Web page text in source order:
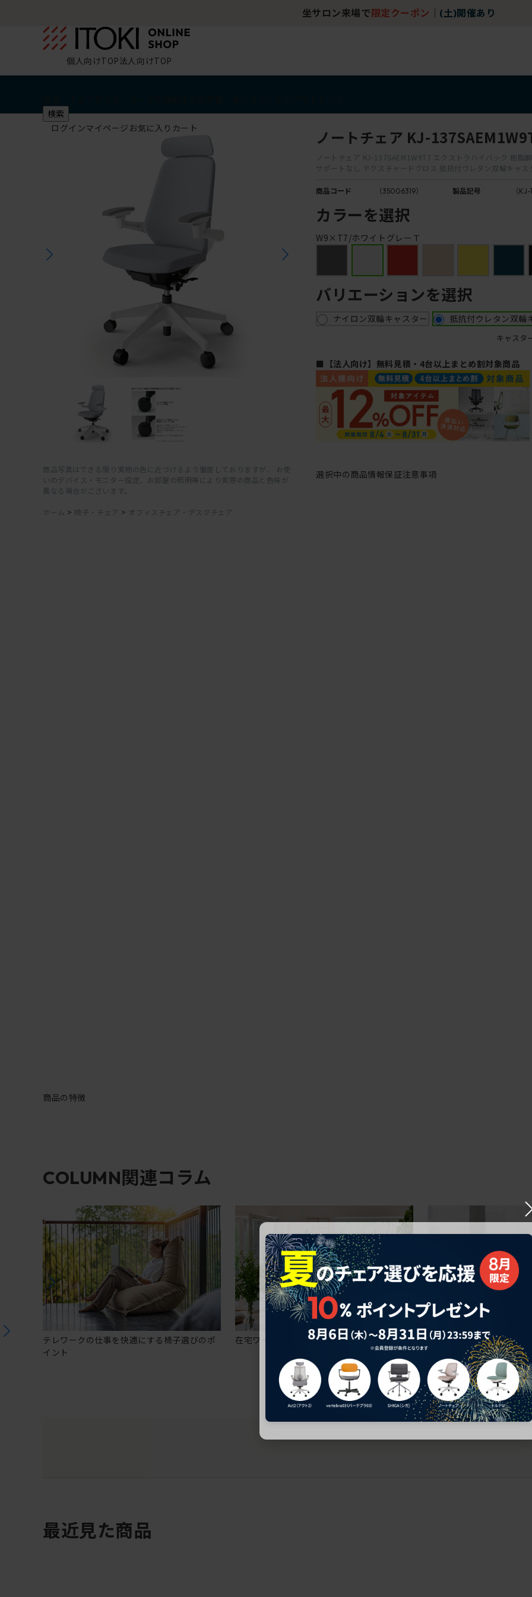
坐サロン来場で 限定クーポン (土)開催あり
個人向けTOP法人向けTOP
検索
ログインマイページ お気に入り カート
商品写真はできる限り実物の色に近づけるよう徹底しておりますが、 お使
いのデバイス・モニター設定、お部屋の照明等により実際の商品と色味が
異なる場合がございます。
ホーム > 椅子・チェア > オフィスチェア・デスクチェア
ノートチェア KJ-
ノートチェア KJ-137SAEM1W9T7 エクストラハイバック 樹脂
サポートなし テクスチャードクロス 抵抗付ウレタン双輪キャス
商品コード （35006319） 製品記号 （
カラーを選択
W9×T7/ホワイトグレーＴ
バリエーションを選択
ナイロン双輪キャスター 抵抗付ウレタン双輪
キャスタ
■【法人向け】無料見積・4台以上まとめ割対象商品
選択中の商品情報保証注意事項
商品の特徴
COLUMN関連コラム
テレワークの仕事を快適にする椅子選びのポ
イント
在宅ワークにおすすめのオフィスチェア5選
椅子に座っているのに疲
疲れにくいチェアの選び方
最近見た商品